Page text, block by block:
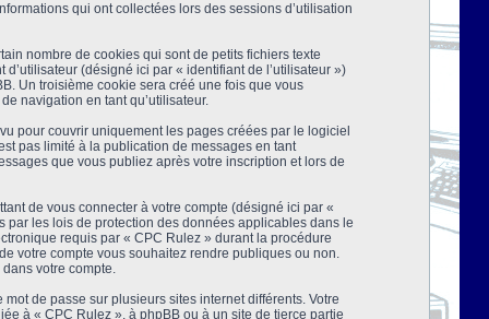
qui ont collectées lors des sessions d’utilisation
nombre de cookies qui sont de petits fichiers texte
(désigné ici par « identifiant de l’utilisateur »)
Un troisième cookie sera créé une fois que vous
navigation en tant qu’utilisateur.
pour couvrir uniquement les pages créées par le logiciel
pas limité à la publication de messages en tant
que vous publiez après votre inscription et lors de
de vous connecter à votre compte (désigné ici par «
les lois de protection des données applicables dans le
requis par « CPC Rulez » durant la procédure
votre compte vous souhaitez rendre publiques ou non.
votre compte.
de passe sur plusieurs sites internet différents. Votre
à « CPC Rulez », à phpBB ou à un site de tierce partie